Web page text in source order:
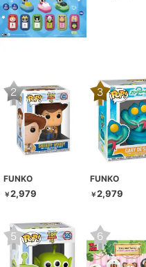
FUNKO
￥2,979
FUNKO
￥2,979